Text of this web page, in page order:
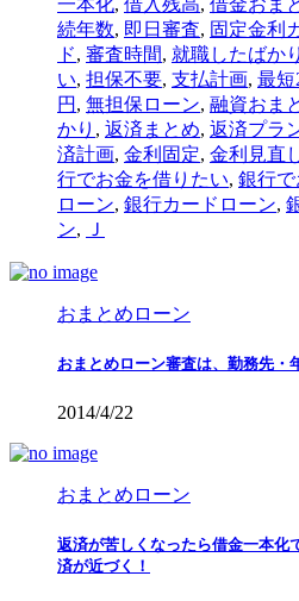
一本化, 借入残高, 借金おま
続年数, 即日審査, 固定金利
ド, 審査時間, 就職したばかり
い, 担保不要, 支払計画, 最短
円 , 無担保ローン, 融資おま
かり , 返済まとめ, 返済プラ
済計画, 金利固定, 金利見直
行でお金を借りたい, 銀行で
ローン, 銀行カードローン,
ン, Ｊ
おまとめローン
おまとめローン審査は、勤務先・
2014/4/22
おまとめローン
返済が苦しくなったら借金一本化
済が近づく！